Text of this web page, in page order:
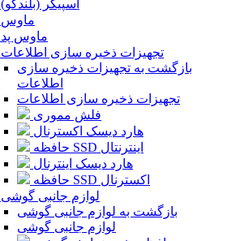
اسپیکر (بلندگو)
ماوس
ماوس پد
تجهیزات ذخیره سازی اطلاعات
بازگشت به تجهیزات ذخیره سازی
اطلاعات
تجهیزات ذخیره سازی اطلاعات
فلش مموری
هارد دیسک اکسترنال
حافظه SSD اینترنتال
هارد دیسک اینترنال
حافظه SSD اکسترنال
لوازم جانبی گوشی
بازگشت به لوازم جانبی گوشی
لوازم جانبی گوشی